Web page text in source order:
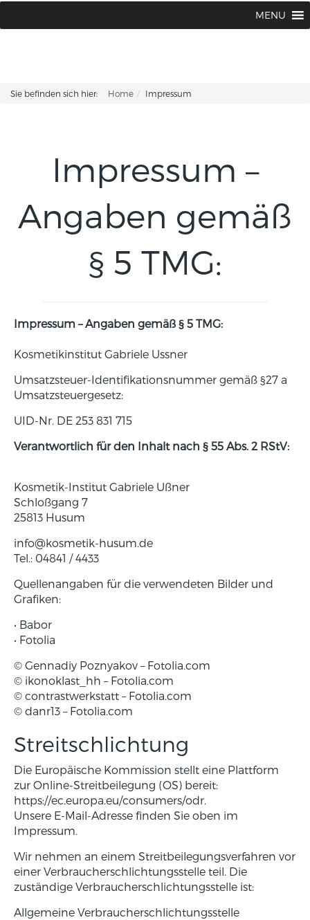
MENU
Sie befinden sich hier: Home Impressum
Impressum –
Angaben gemäß
§ 5 TMG:
Impressum – Angaben gemäß § 5 TMG:
Kosmetikinstitut Gabriele Ussner
Umsatzsteuer-Identifikationsnummer gemäß §27 a
Umsatzsteuergesetz:
UID-Nr. DE 253 831 715
Verantwortlich für den Inhalt nach § 55 Abs. 2 RStV:
Kosmetik-Institut Gabriele Ußner
Schloßgang 7
25813 Husum
info@kosmetik-husum.de
Tel.: 04841 / 4433
Quellenangaben für die verwendeten Bilder und
Grafiken:
• Babor
• Fotolia
© Gennadiy Poznyakov – Fotolia.com
© ikonoklast_hh – Fotolia.com
© contrastwerkstatt – Fotolia.com
© danr13 – Fotolia.com
Streitschlichtung
Die Europäische Kommission stellt eine Plattform
zur Online-Streitbeilegung (OS) bereit:
https://ec.europa.eu/consumers/odr.
Unsere E-Mail-Adresse finden Sie oben im
Impressum.
Wir nehmen an einem Streitbeilegungsverfahren vor
einer Verbraucherschlichtungsstelle teil. Die
zuständige Verbraucherschlichtungsstelle ist:
Allgemeine Verbraucherschlichtungsstelle